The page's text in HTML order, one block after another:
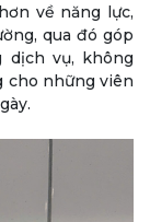
về năng lực,
qua đó góp
dịch vụ, không
cho những viên